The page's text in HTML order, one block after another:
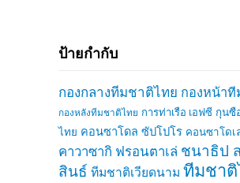
ป้ายกำกับ
กองกลางทีมชาติไทย กองหน้า
กองหลังทีมชาติไทย การท่าเรือ เอฟซี กุนซื
ไทย คอนซาโดล ซัปโปโร คอนซาโดเ
คาวาซากิ ฟรอนตาเล่ ชนาธิป
สินธ์ ทีมชาติเวียดนาม ทีมชาติ